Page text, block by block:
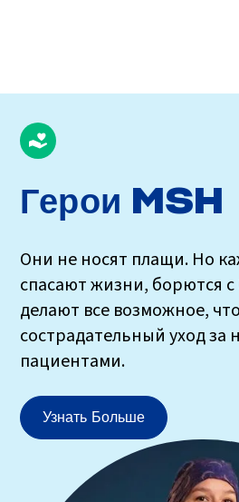
Герои MSH
Они не носят плащи. Но
спасают жизни, борются
делают все возможное,
сострадательный уход за
пациентами.
Узнать Больше